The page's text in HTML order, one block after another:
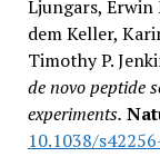
Ljungars, Erwin
dem Keller,
Timothy P.
de novo peptide
experiments.
10.1038/